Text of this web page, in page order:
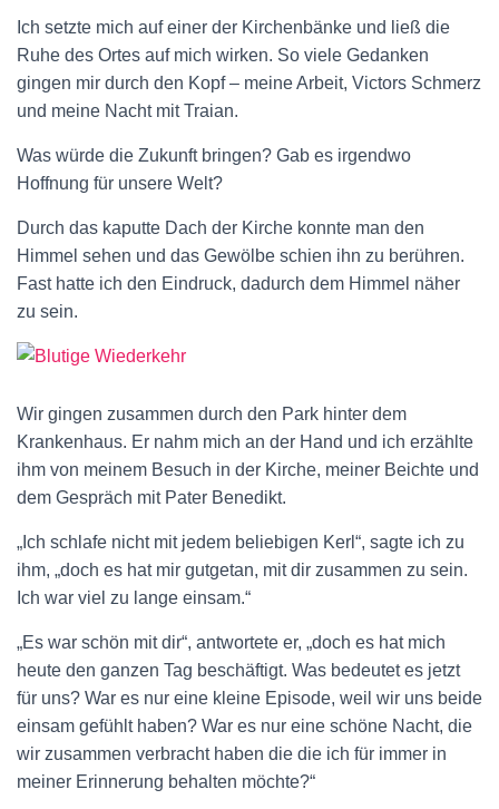
Ich setzte mich auf einer der Kirchenbänke und ließ die
Ruhe des Ortes auf mich wirken. So viele Gedanken
gingen mir durch den Kopf – meine Arbeit, Victors Schmerz
und meine Nacht mit Traian.
Was würde die Zukunft bringen? Gab es irgendwo
Hoffnung für unsere Welt?
Durch das kaputte Dach der Kirche konnte man den
Himmel sehen und das Gewölbe schien ihn zu berühren.
Fast hatte ich den Eindruck, dadurch dem Himmel näher
zu sein.
Wir gingen zusammen durch den Park hinter dem
Krankenhaus. Er nahm mich an der Hand und ich erzählte
ihm von meinem Besuch in der Kirche, meiner Beichte und
dem Gespräch mit Pater Benedikt.
„Ich schlafe nicht mit jedem beliebigen Kerl“, sagte ich zu
ihm, „doch es hat mir gutgetan, mit dir zusammen zu sein.
Ich war viel zu lange einsam.“
„Es war schön mit dir“, antwortete er, „doch es hat mich
heute den ganzen Tag beschäftigt. Was bedeutet es jetzt
für uns? War es nur eine kleine Episode, weil wir uns beide
einsam gefühlt haben? War es nur eine schöne Nacht, die
wir zusammen verbracht haben die die ich für immer in
meiner Erinnerung behalten möchte?“